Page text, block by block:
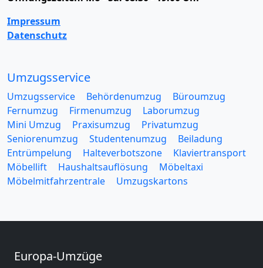
Impressum
Datenschutz
Umzugsservice
Umzugsservice Behördenumzug
Büroumzug
Fernumzug
Firmenumzug
Laborumzug
Mini Umzug
Praxisumzug
Privatumzug
Seniorenumzug
Studentenumzug
Beiladung
Entrümpelung
Halteverbotszone
Klaviertransport
Möbellift
Haushaltsauflösung
Möbeltaxi
Möbelmitfahrzentrale
Umzugskartons
Europa-Umzüge